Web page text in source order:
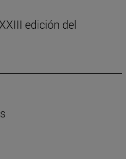
edición del